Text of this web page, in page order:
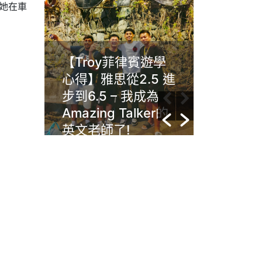
在車
Gim菲律賓克拉克
Anglo遊學心得：學
習動機很重要，英
文沒有年齡限制，
任何年齡層的人都